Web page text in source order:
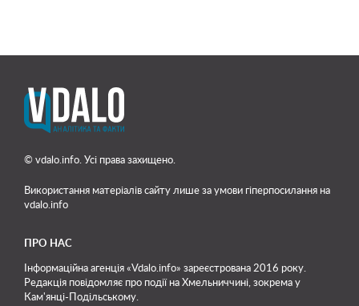
© vdalo.info. Усі права захищено.
Використання матеріалів сайту лише за умови гіперпосилання на
vdalo.info
ПРО НАС
Інформаційна агенція «Vdalo.info» зареєстрована 2016 року.
Редакція повідомляє про події на Хмельниччині, зокрема у
Кам'янці-Подільському.